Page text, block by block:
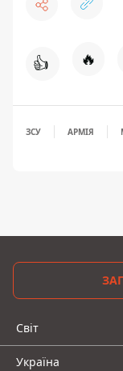
👍 🔥
ЗСУ АРМІЯ
Світ
Україна